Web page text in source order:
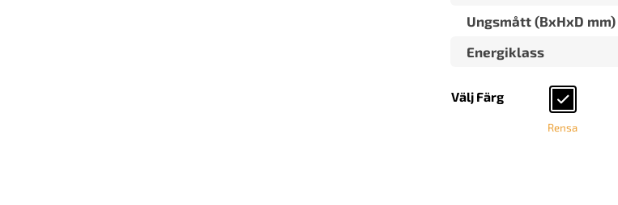
Ungsmått (BxHxD mm)
Energiklass
Välj Färg
Rensa